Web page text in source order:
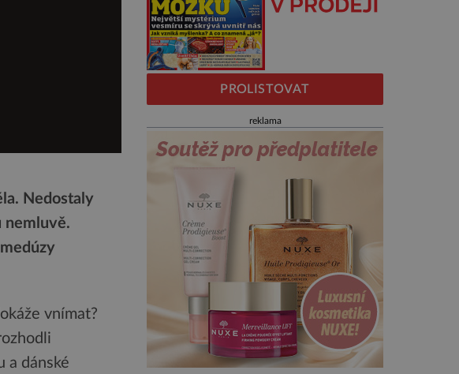
Nedostaly
nemluvě.
vnímat?
a dánské
PROLISTOVAT
reklama